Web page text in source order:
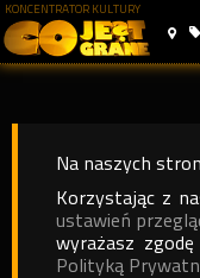
KONCENTRATOR KULTURY
Na naszych
Korzystając z
ustawień
wyrażasz
Polityką